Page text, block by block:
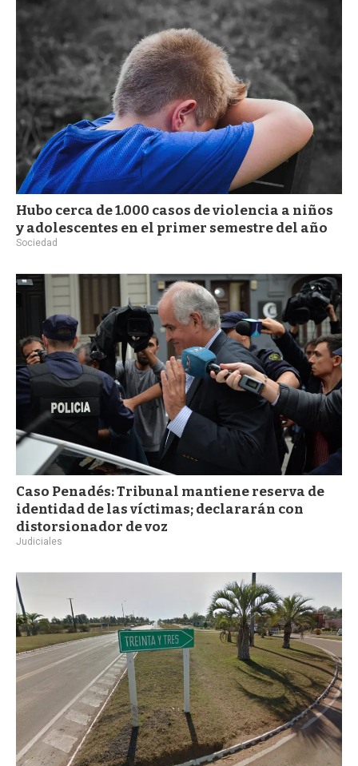
Hubo cerca de 1.000 casos de violencia a niños
y adolescentes en el primer semestre del año
Sociedad
Caso Penadés: Tribunal mantiene reserva de
identidad de las víctimas; declararán con
distorsionador de voz
Judiciales